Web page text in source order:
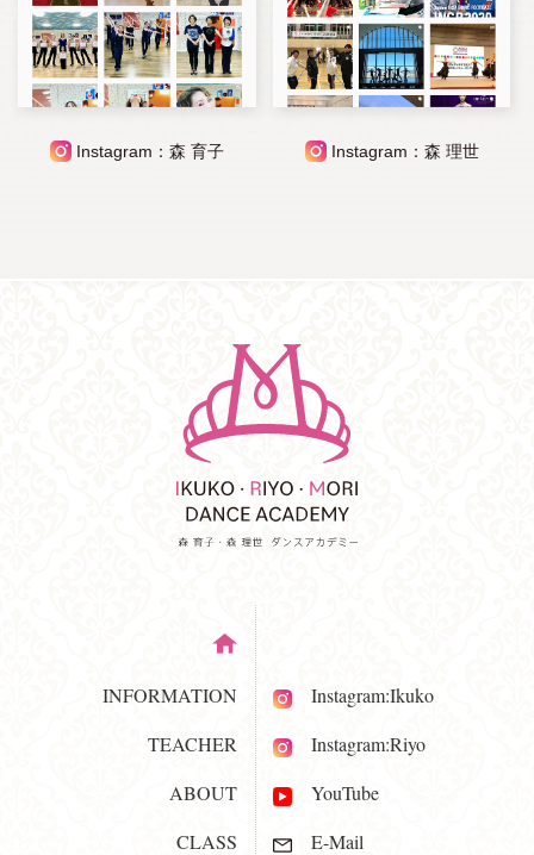
Instagram：森 育子 Instagram：森 理世
INFORMATION
TEACHER
ABOUT
CLASS
Instagram:Ikuko
Instagram:Riyo
YouTube
E-Mail